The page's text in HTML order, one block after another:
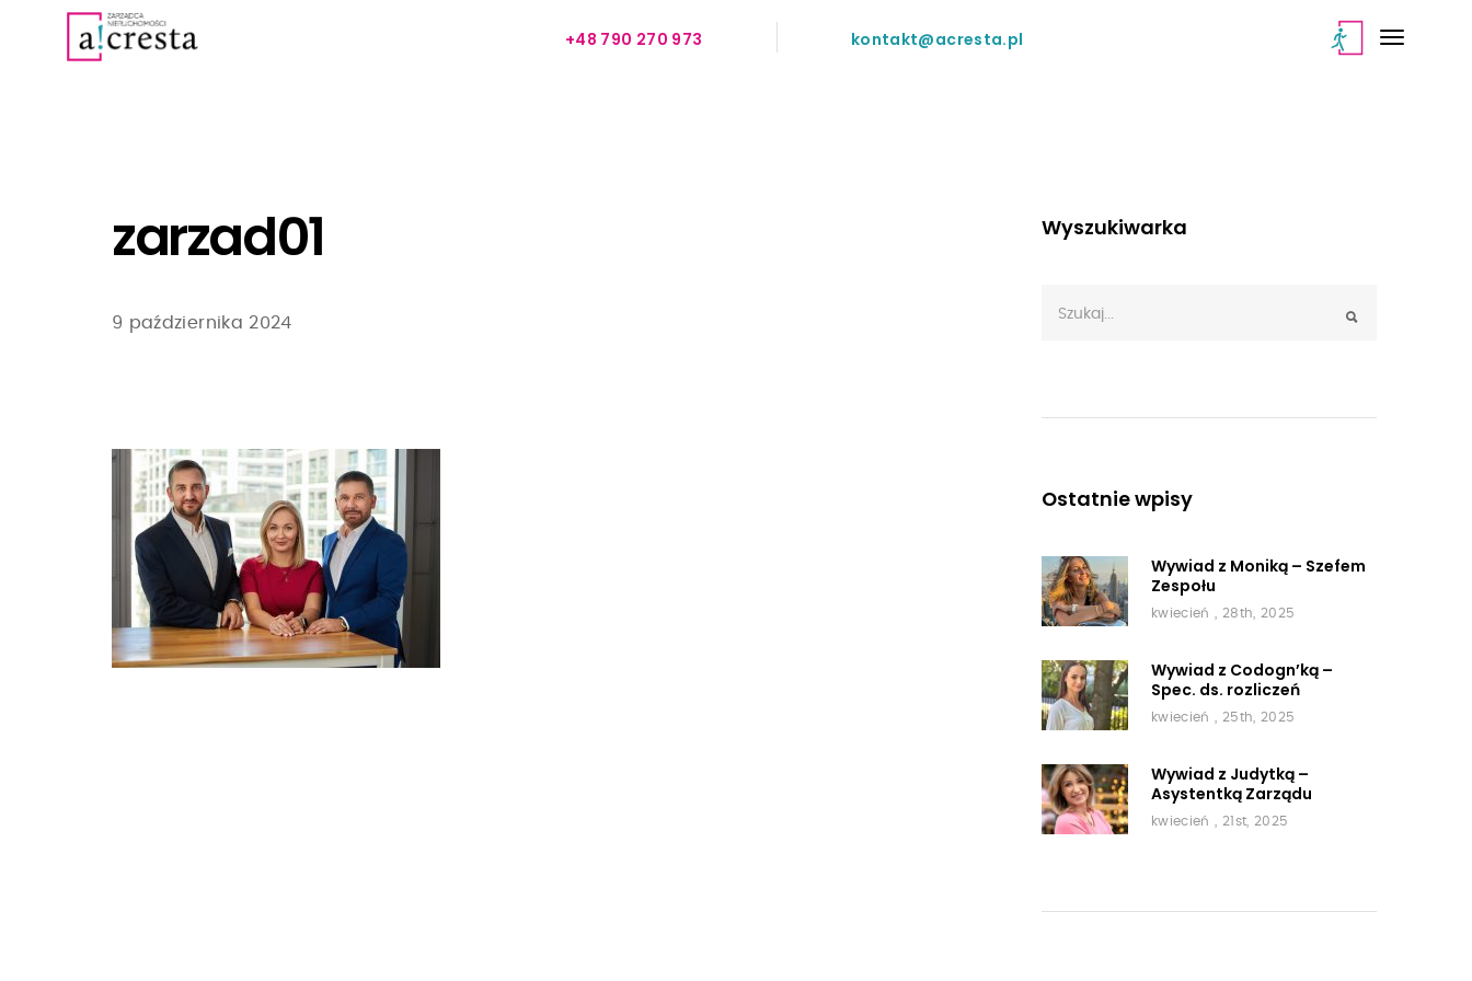
+48 790 270 973 kontakt@acresta.pl
zarzad01
9 października 2024
Wyszukiwarka
Ostatnie wpisy
Wywiad z Moniką – Szefem
Zespołu
kwiecień , 28th, 2025
Wywiad z Codogn’ką –
Spec. ds. rozliczeń
kwiecień , 25th, 2025
Wywiad z Judytką –
Asystentką Zarządu
kwiecień , 21st, 2025